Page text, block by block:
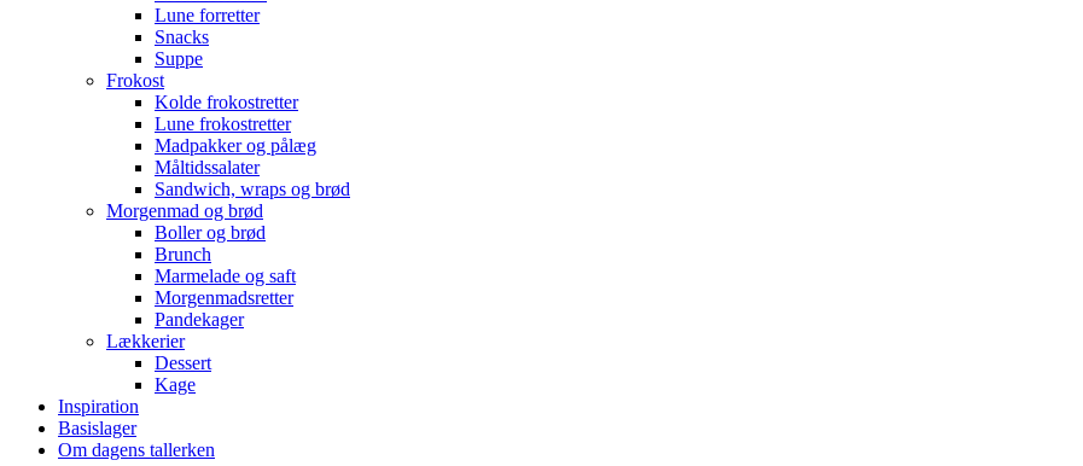
Lune forretter
Snacks
Suppe
Frokost
Kolde frokostretter
Lune frokostretter
Madpakker og pålæg
Måltidssalater
Sandwich, wraps og brød
Morgenmad og brød
Boller og brød
Brunch
Marmelade og saft
Morgenmadsretter
Pandekager
Lækkerier
Dessert
Kage
Inspiration
Basislager
Om dagens tallerken